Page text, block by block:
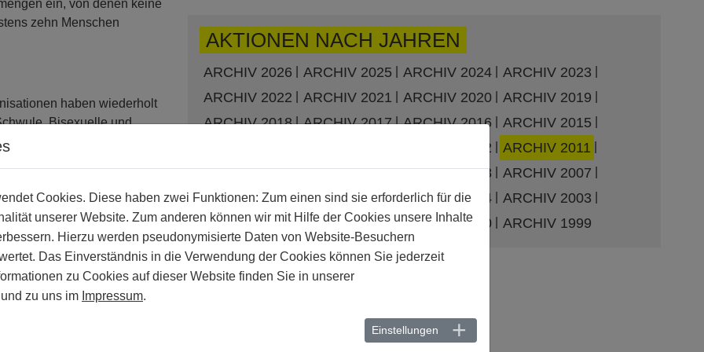
ein, von denen keine
zehn Menschen
haben wiederholt
Bisexuelle und
und inhaftiert sowie
Derartige
worden, dass man
wolle. Von staatlichen
Einrichtungen der
und Transgender-
birgt die Gefahr, die
zementieren und zu
Botschaft aus,
Menschen aus
für die
AKTIONEN NACH JAHREN
ARCHIV 2026 ARCHIV 2025 ARCHIV 2024
ARCHIV 2023
ARCHIV 2022
ARCHIV 2021 ARCHIV 2020
ARCHIV 2019
ARCHIV 2018
ARCHIV 2017 ARCHIV 2016
ARCHIV 2015
ARCHIV 2012
ARCHIV 2011
ARCHIV 2010
ARCHIV 2009 ARCHIV 2008
ARCHIV 2007
ARCHIV 2006
ARCHIV 2005 ARCHIV 2004
ARCHIV 2003
ARCHIV 2002
ARCHIV 2001 ARCHIV 2000 ARCHIV 1999
Cookies. Diese haben zwei Funktionen: Zum einen sind sie erforderlich für die
unserer Website. Zum anderen können wir mit Hilfe der Cookies unsere Inhalte
Hierzu werden pseudonymisierte Daten von Website-Besuchern
Das Einverständnis in die Verwendung der Cookies können Sie jederzeit
zu Cookies auf dieser Website finden Sie in unserer
und zu uns im Impressum.
Einstellungen